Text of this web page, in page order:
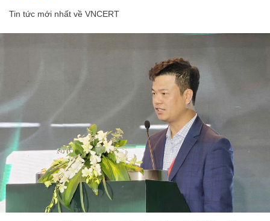
Tin tức mới nhất về VNCERT